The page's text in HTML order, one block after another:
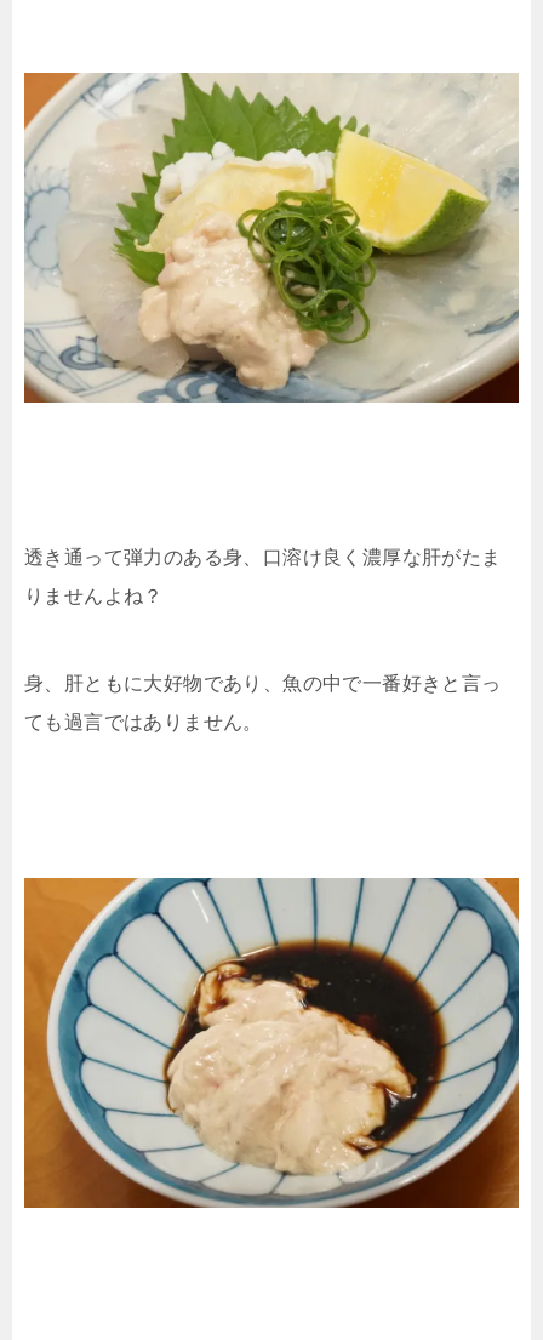
透き通って弾力のある身、口溶け良く濃厚な肝がたま
りませんよね？
身、肝ともに大好物であり、魚の中で一番好きと言っ
ても過言ではありません。